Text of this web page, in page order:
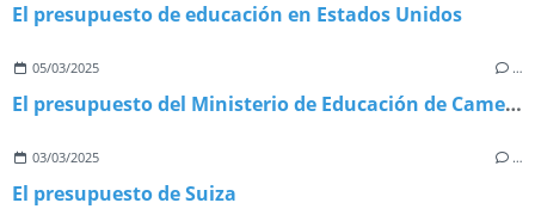
El presupuesto de educación en Estados Unidos
05/03/2025 …
El presupuesto del Ministerio de Educación de Camerún
03/03/2025 …
El presupuesto de Suiza